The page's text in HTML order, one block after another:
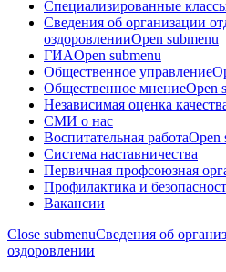
Специализированные
Сведения об организации
оздоровленииOpen submenu
ГИАOpen submenu
Общественное управление
Общественное мнениеOpen
Независимая оценка
СМИ о нас
Воспитательная работаOpen
Система наставничества
Первичная профсоюзная
Профилактика и
Вакансии
Close submenuСведения об
оздоровлении